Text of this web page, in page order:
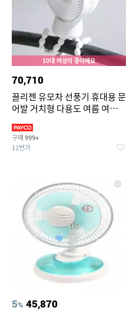
10대 여성이 좋아해요
70,710
끌리젠 유모차 선풍기 휴대용 문
어발 거치형 다용도 여름 여행용
구매 999+
11번가
5% 45,870